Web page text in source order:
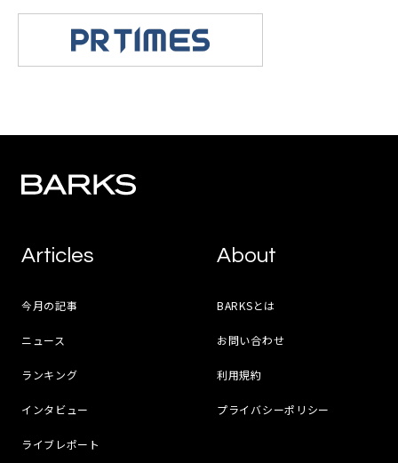
Articles
今月の記事
ニュース
ランキング
インタビュー
ライブレポート
About
BARKSとは
お問い合わせ
利用規約
プライバシーポリシー